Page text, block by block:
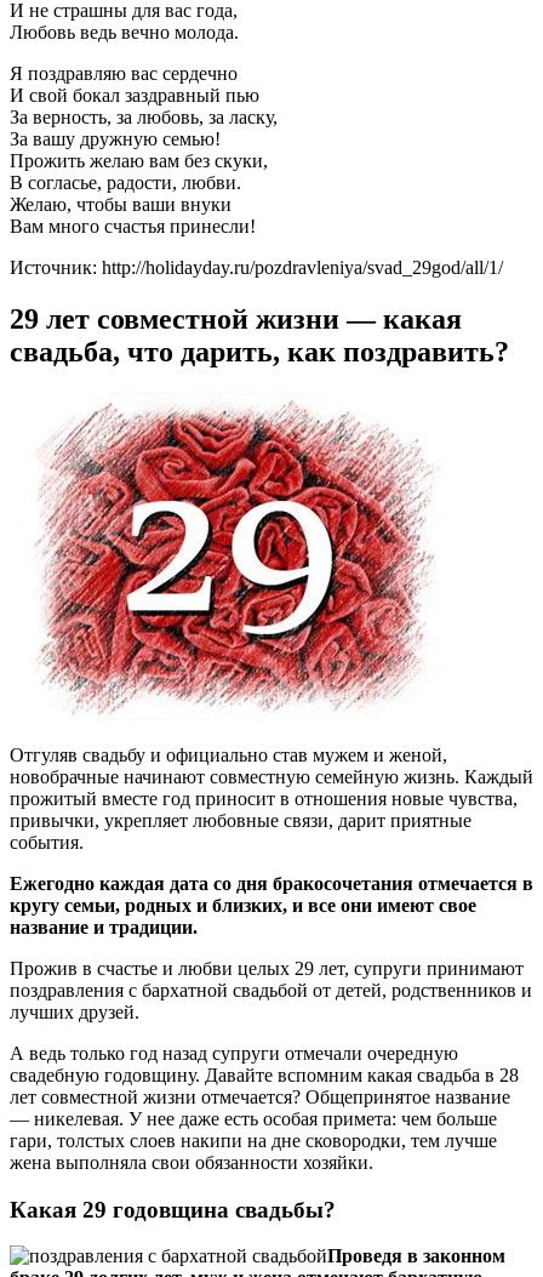
И не страшны для вас года,
Любовь ведь вечно молода.
Я поздравляю вас сердечно
И свой бокал заздравный пью
За верность, за любовь, за ласку,
За вашу дружную семью!
Прожить желаю вам без скуки,
В согласье, радости, любви.
Желаю, чтобы ваши внуки
Вам много счастья принесли!
Источник: http://holidayday.ru/pozdravleniya/svad_29god/all/1/
29 лет совместной жизни — какая
свадьба, что дарить, как поздравить?
Отгуляв свадьбу и официально став мужем и женой,
новобрачные начинают совместную семейную жизнь. Каждый
прожитый вместе год приносит в отношения новые чувства,
привычки, укрепляет любовные связи, дарит приятные
события.
Ежегодно каждая дата со дня бракосочетания отмечается в
кругу семьи, родных и близких, и все они имеют свое
название и традиции.
Прожив в счастье и любви целых 29 лет, супруги принимают
поздравления с бархатной свадьбой от детей, родственников и
лучших друзей.
А ведь только год назад супруги отмечали очередную
свадебную годовщину. Давайте вспомним какая свадьба в 28
лет совместной жизни отмечается? Общепринятое название
— никелевая. У нее даже есть особая примета: чем больше
гари, толстых слоев накипи на дне сковородки, тем лучше
жена выполняла свои обязанности хозяйки.
Какая 29 годовщина свадьбы?
Проведя в законном